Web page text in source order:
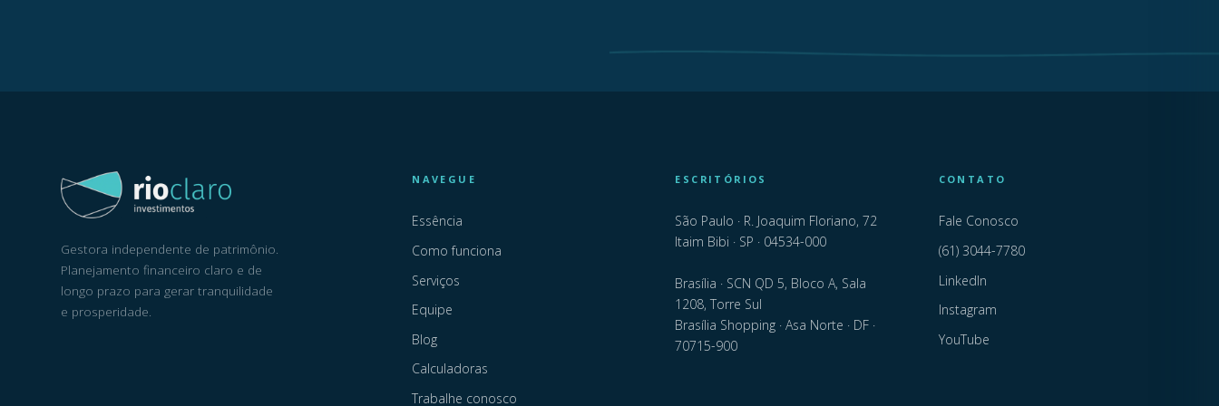
Gestora independente de patrimônio.
Planejamento financeiro claro e de
longo prazo para gerar tranquilidade
e prosperidade.
NAVEGUE
Essência
Como funciona
Serviços
Equipe
Blog
Calculadoras
Trabalhe conosco
ESCRITÓRIOS
São Paulo · R. Joaquim Floriano, 72
Itaim Bibi · SP · 04534-000
Brasília · SCN QD 5, Bloco A, Sala
1208, Torre Sul
Brasília Shopping · Asa Norte · DF ·
70715-900
CONTATO
Fale Conosco
(61) 3044-7780
LinkedIn
Instagram
YouTube